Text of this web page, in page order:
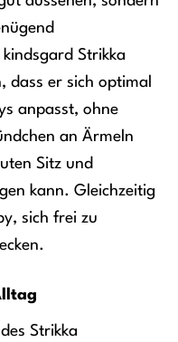
Strikka
dass er sich optimal
anpasst, ohne
an Ärmeln
Sitz und
kann. Gleichzeitig
sich frei zu
Strikka